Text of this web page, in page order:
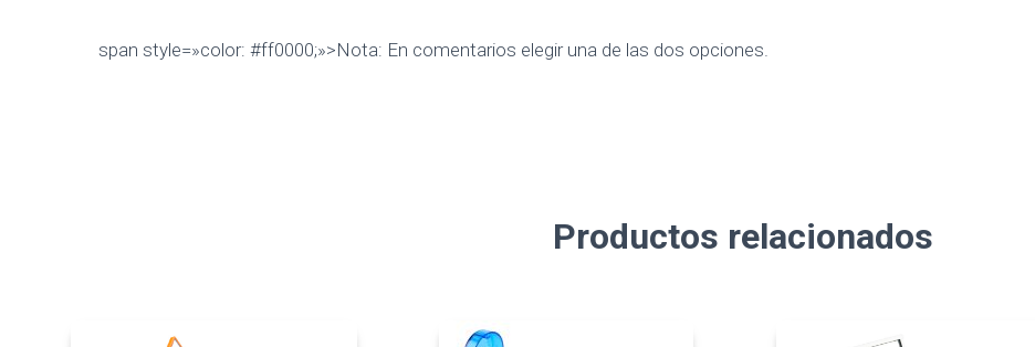
span style=»color: #ff0000;»>Nota: En comentarios elegir una de las dos opciones.
Productos relacionados